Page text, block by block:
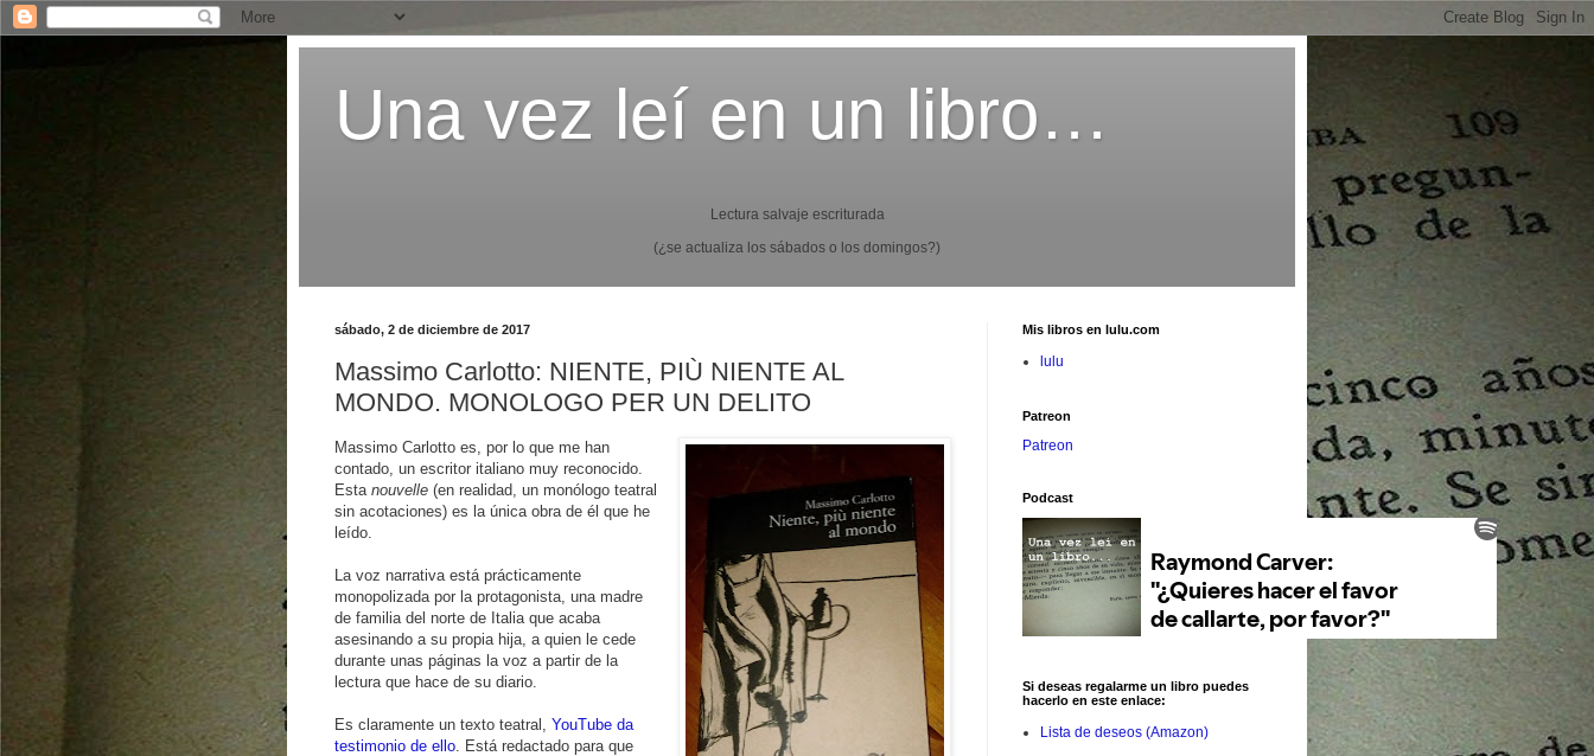
Una vez leí en un libro…
Lectura salvaje escriturada
(¿se actualiza los sábados o los domingos?)
sábado, 2 de diciembre de 2017
Massimo Carlotto: NIENTE, PIÙ NIENTE AL
MONDO. MONOLOGO PER UN DELITO
Massimo Carlotto es, por lo que me han
contado, un escritor italiano muy reconocido.
Esta nouvelle (en realidad, un monólogo teatral
sin acotaciones) es la única obra de él que he
leído.
La voz narrativa está prácticamente
monopolizada por la protagonista, una madre
de familia del norte de Italia que acaba
asesinando a su propia hija, a quien le cede
durante unas páginas la voz a partir de la
lectura que hace de su diario.
Es claramente un texto teatral, YouTube da
testimonio de ello . Está redactado para que
Mis libros en lulu.com
lulu
Patreon
Patreon
Podcast
Si deseas regalarme un libro puedes
hacerlo en este enlace:
Lista de deseos (Amazon)